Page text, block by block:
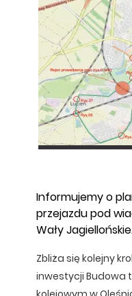
Informujemy o
przejazdu pod
Wały
Zbliża się kolejny
inwestycji Budowa